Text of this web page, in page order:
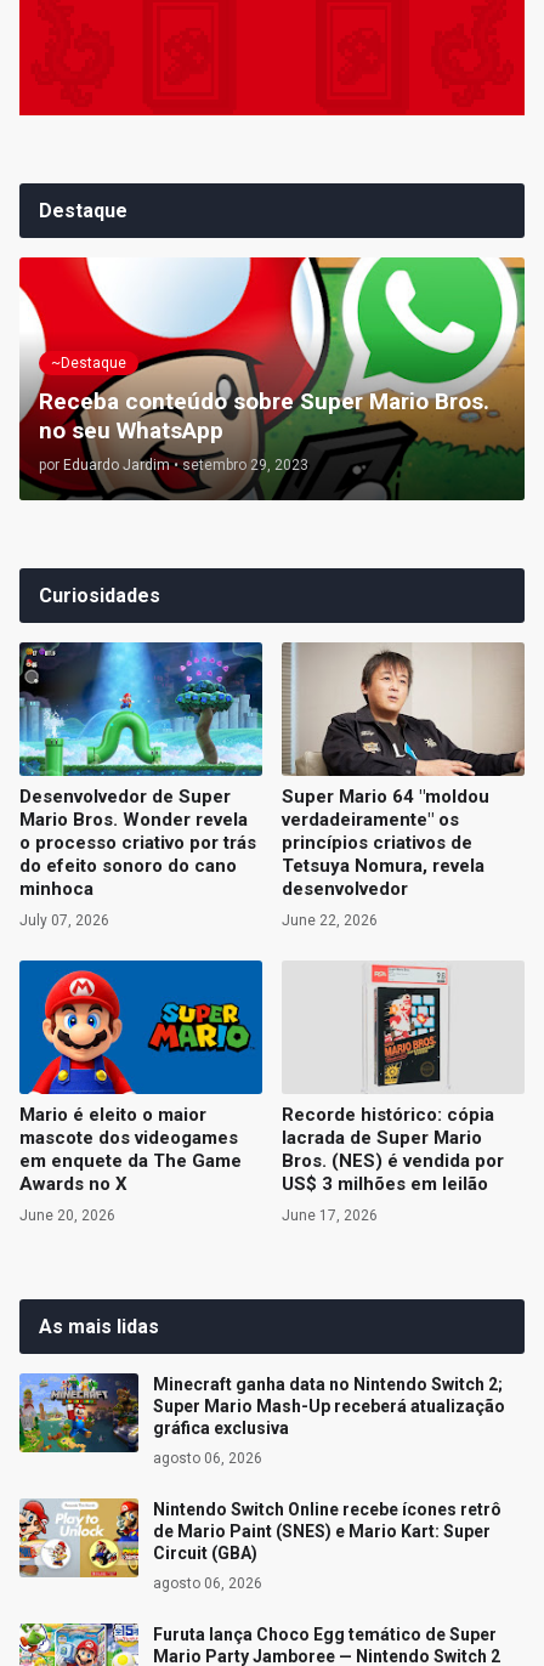
Destaque
~Destaque
Receba conteúdo sobre Super Mario Bros.
no seu WhatsApp
por Eduardo Jardim • setembro 29, 2023
Curiosidades
Desenvolvedor de Super
Mario Bros. Wonder revela
o processo criativo por trás
do efeito sonoro do cano
minhoca
July 07, 2026
Super Mario 64 "moldou
verdadeiramente" os
princípios criativos de
Tetsuya Nomura, revela
desenvolvedor
June 22, 2026
Mario é eleito o maior
mascote dos videogames
em enquete da The Game
Awards no X
June 20, 2026
Recorde histórico: cópia
lacrada de Super Mario
Bros. (NES) é vendida por
US$ 3 milhões em leilão
June 17, 2026
As mais lidas
Minecraft ganha data no Nintendo Switch 2;
Super Mario Mash-Up receberá atualização
gráfica exclusiva
agosto 06, 2026
Nintendo Switch Online recebe ícones retrô
de Mario Paint (SNES) e Mario Kart: Super
Circuit (GBA)
agosto 06, 2026
Furuta lança Choco Egg temático de Super
Mario Party Jamboree — Nintendo Switch 2